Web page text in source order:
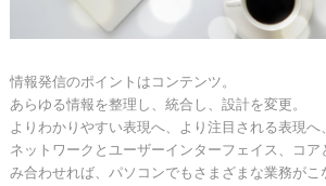
情報発信のポイントはコンテンツ。
あらゆる情報を整理し、統合し、設計を変更。
よりわかりやすい表現へ、より注目される表現へ
ネットワークとユーザーインターフェイス、コア
み合わせれば、パソコンでもさまざまな業務がこ